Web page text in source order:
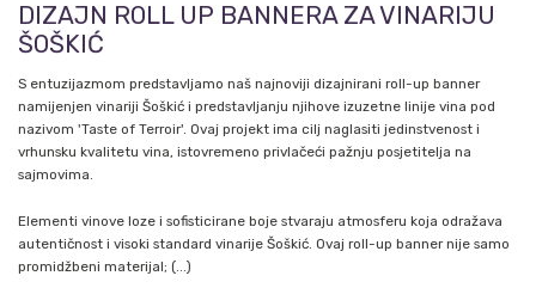
DIZAJN ROLL UP BANNERA ZA VINARIJU
ŠOŠKIĆ
S entuzijazmom predstavljamo naš najnoviji dizajnirani roll-up banner
namijenjen vinariji Šoškić i predstavljanju njihove izuzetne linije vina pod
nazivom 'Taste of Terroir'. Ovaj projekt ima cilj naglasiti jedinstvenost i
vrhunsku kvalitetu vina, istovremeno privlačeći pažnju posjetitelja na
sajmovima.
Elementi vinove loze i sofisticirane boje stvaraju atmosferu koja odražava
autentičnost i visoki standard vinarije Šoškić. Ovaj roll-up banner nije samo
promidžbeni materijal; (...)